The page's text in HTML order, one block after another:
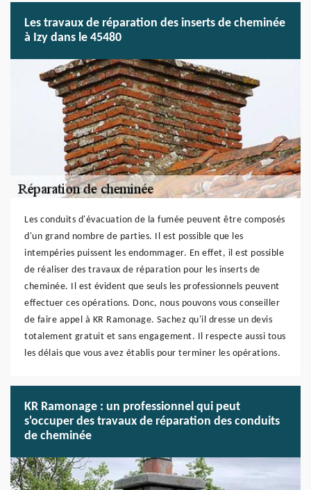
Les travaux de réparation des inserts de cheminée
à Izy dans le 45480
Les conduits d'évacuation de la fumée peuvent être composés
d'un grand nombre de parties. Il est possible que les
intempéries puissent les endommager. En effet, il est possible
de réaliser des travaux de réparation pour les inserts de
cheminée. Il est évident que seuls les professionnels peuvent
effectuer ces opérations. Donc, nous pouvons vous conseiller
de faire appel à KR Ramonage. Sachez qu'il dresse un devis
totalement gratuit et sans engagement. Il respecte aussi tous
les délais que vous avez établis pour terminer les opérations.
KR Ramonage : un professionnel qui peut
s'occuper des travaux de réparation des conduits
de cheminée